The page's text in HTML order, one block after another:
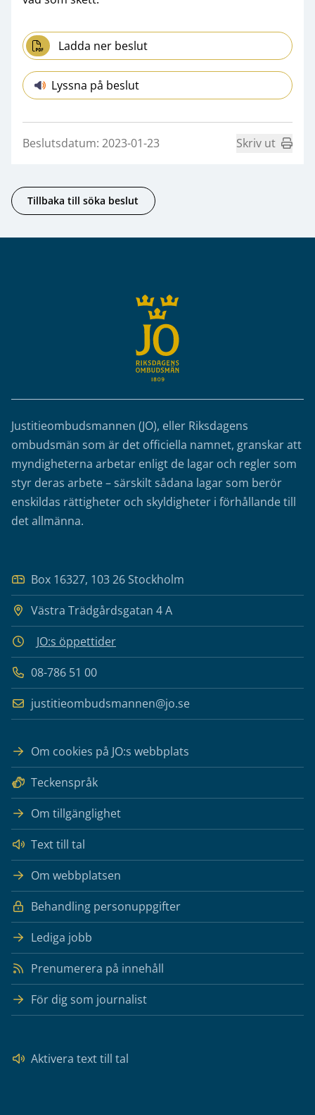
Ladda ner beslut
Lyssna på beslut
Beslutsdatum: 2023-01-23 Skriv ut
Tillbaka till söka beslut
Justitieombudsmannen (JO), eller Riksdagens
ombudsmän som är det officiella namnet, granskar att
myndigheterna arbetar enligt de lagar och regler som
styr deras arbete – särskilt sådana lagar som berör
enskildas rättigheter och skyldigheter i förhållande till
det allmänna.
Box 16327, 103 26 Stockholm
Västra Trädgårdsgatan 4 A
JO:s öppettider
08-786 51 00
justitieombudsmannen@jo.se
Om cookies på JO:s webbplats
Teckenspråk
Om tillgänglighet
Text till tal
Om webbplatsen
Behandling personuppgifter
Lediga jobb
Prenumerera på innehåll
För dig som journalist
Aktivera text till tal